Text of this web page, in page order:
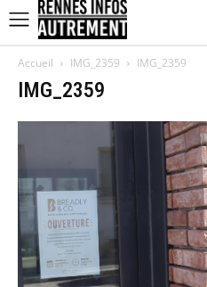
Accueil IMG_2359 IMG_2359
IMG_2359